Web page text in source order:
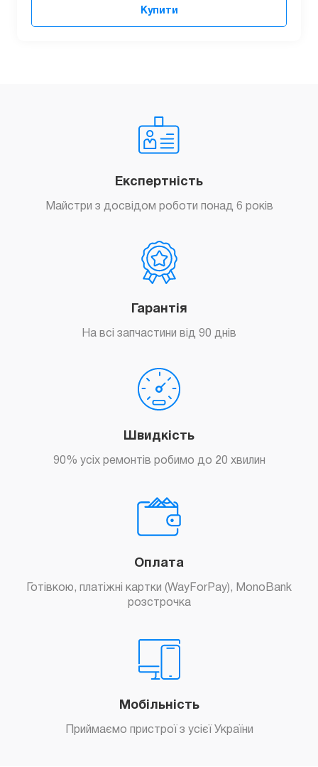
Купити
Експертність
Майстри з досвідом роботи понад 6 років
Гарантія
На всі запчастини від 90 днів
Швидкість
90% усіх ремонтів робимо до 20 хвилин
Оплата
Готівкою, платіжні картки (WayForPay), MonoBank
розстрочка
Мобільність
Приймаємо пристрої з усієї України